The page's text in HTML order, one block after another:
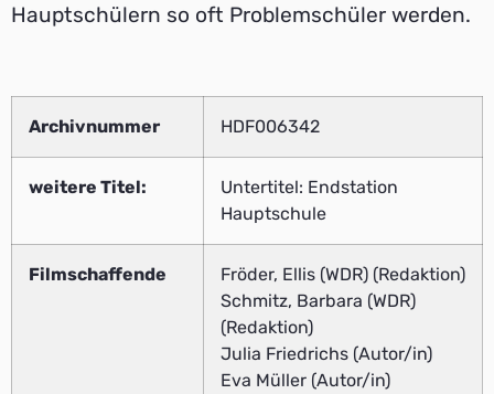
Hauptschülern so oft Problemschüler werden.
Archivnummer HDF006342
weitere Titel:
Untertitel: Endstation
Hauptschule
Filmschaffende
Fröder, Ellis (WDR) (Redaktion)
Schmitz, Barbara (WDR)
(Redaktion)
Julia Friedrichs (Autor/in)
Eva Müller (Autor/in)